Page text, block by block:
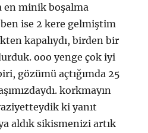
en minik boşalma
ise 2 kere gelmiştim
kapalıydı, birden bir
ooo yenge çok iyi
gözümü açtığımda 25
korkmayın
ki yanıt
aldık sikismenizi artık